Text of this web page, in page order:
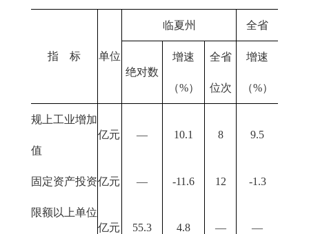
指 标 单位
临夏州 全省
绝对数
增速
（%）
全省
位次
增速
（%）
规上工业增加
值
亿元 — 10.1 8 9.5
固定资产投资亿元 — -11.6 12 -1.3
限额以上单位
亿元 55.3 4.8 — —